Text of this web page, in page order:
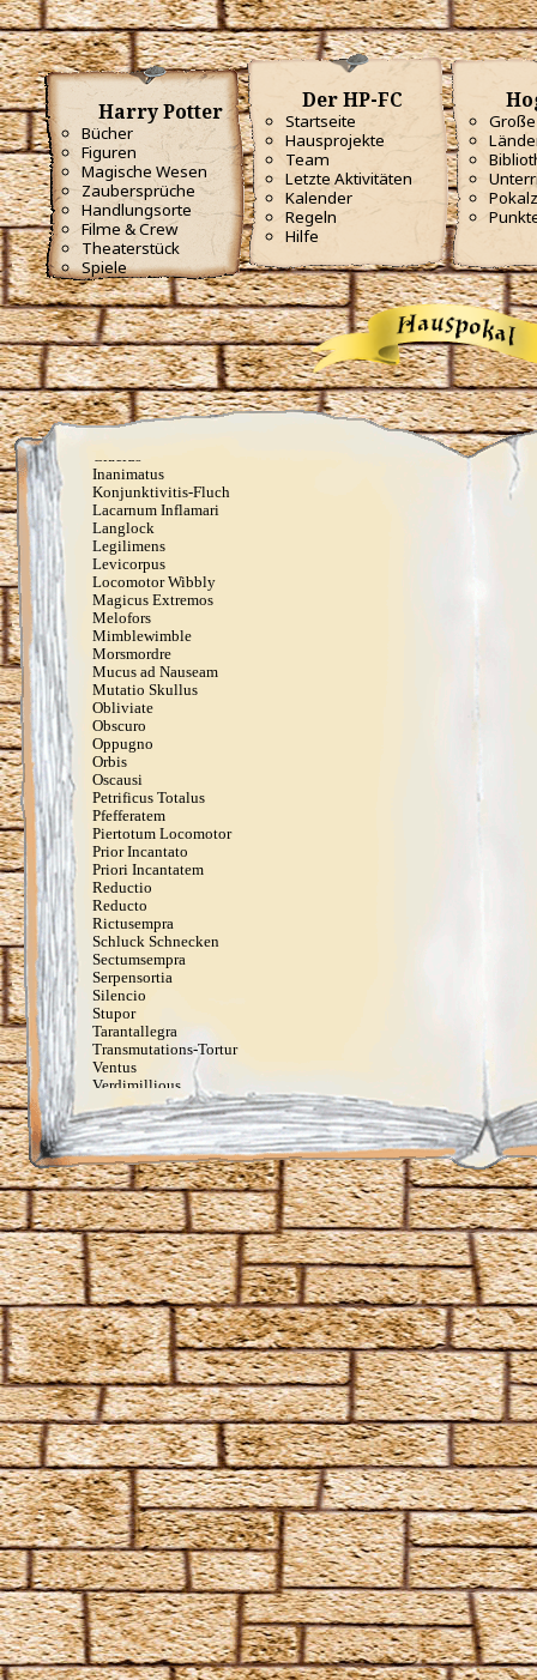
Harry Potter
Bücher
Figuren
Magische Wesen
Zaubersprüche
Handlungsorte
Filme & Crew
Theaterstück
Spiele
Der HP-FC
Startseite
Hausprojekte
Team
Letzte Aktivitäten
Kalender
Regeln
Hilfe
Bombarda
Bombarda Maxima
Calvorio
Colloshoo
Confringo
Confundo
Dämonenfeuer
Defodio
Densaugeo
Deprimo
Descendo
Draconifors
Ebublio
Emuvilus
Engorgio Skullus
Entomorphis
Everte Statum
Expellimellius
Expulso
Flagrante
Flederwichtfluch
Flipendo
Fracto Strata
Fulgari
Glacius
Inanimatus
Konjunktivitis-Fluch
Lacarnum Inflamari
Langlock
Legilimens
Levicorpus
Locomotor Wibbly
Magicus Extremos
Melofors
Mimblewimble
Morsmordre
Mucus ad Nauseam
Mutatio Skullus
Obliviate
Obscuro
Oppugno
Orbis
Oscausi
Petrificus Totalus
Pfefferatem
Piertotum Locomotor
Prior Incantato
Priori Incantatem
Reductio
Reducto
Rictusempra
Schluck Schnecken
Sectumsempra
Serpensortia
Silencio
Stupor
Tarantallegra
Transmutations-Tortur
Ventus
Verdimillious
Wabbelbein-Fluch
Zunge-Fessel-Fluch
Heilzauber
Anapneo
Brackium Emendo
Eingeweide-Ausweide-Fluch
Enervate
Episkey
Ferula
Rennervate
Surgito
Vulnera Sanentur
Unverzeihliche Flüche
Avada Kedavra
Crucio
Imperio
Verteidigungszauber
Aqua Eructo
Arania Exumai
Arresto Momentum
Brachiabindo
Cave Inimicum
Confundo
Deletrius
Desillusio­nierungszauber
Duro
Emancipare
Entlifors
Expecto Patronum
Expelliarmus
Fianto Duri